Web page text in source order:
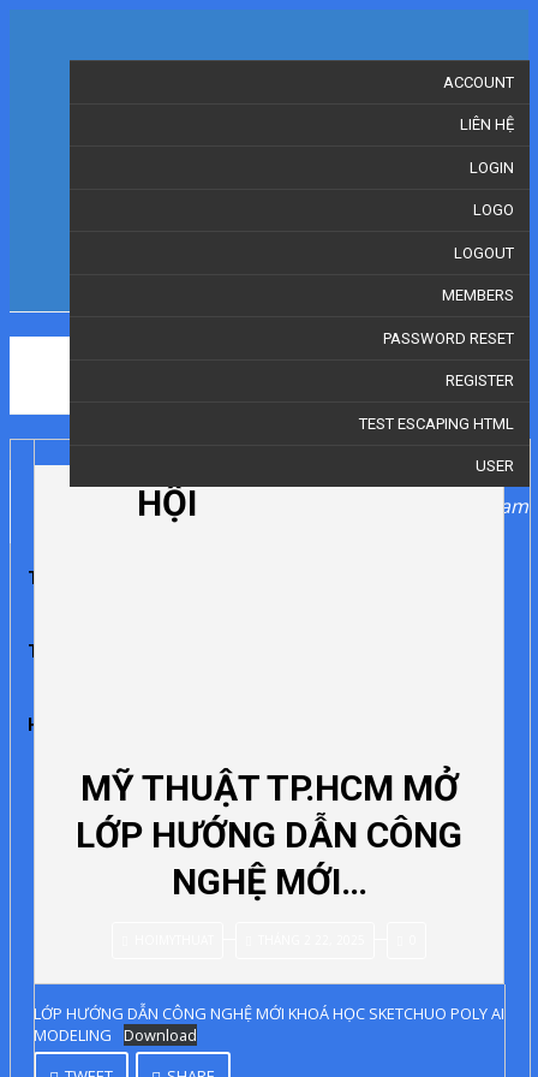
ACCOUNT
LIÊN HỆ
LOGIN
LOGO
LOGOUT
MEMBERS
PASSWORD RESET
REGISTER
TEST ESCAPING HTML
USER
instagram
HỘI
TRANG CHỦ
TRẠI SÁNG TÁC
HỘI VIÊN
HỌC
HỘI
MỸ THUẬT TP.HCM MỞ
LỚP HƯỚNG DẪN CÔNG
NGHỆ MỚI…
LỚP HƯỚNG DẪN CÔNG NGHỆ MỚI KHOÁ HỌC SKETCHUO POLY AI
MODELING
Download